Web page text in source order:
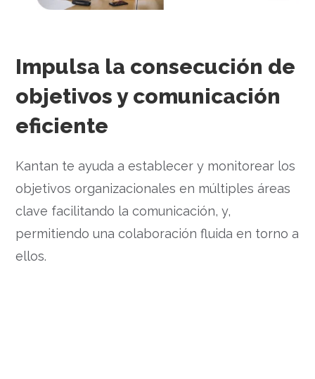
Impulsa la consecución de
objetivos y comunicación
eficiente
Kantan te ayuda a establecer y monitorear los
objetivos organizacionales en múltiples áreas
clave facilitando la comunicación, y,
permitiendo una colaboración fluida en torno a
ellos.